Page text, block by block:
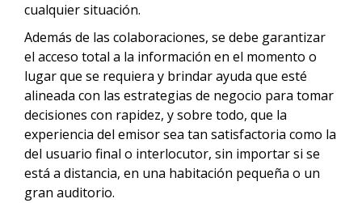
cualquier situación.
Además de las colaboraciones, se debe garantizar
el acceso total a la información en el momento o
lugar que se requiera y brindar ayuda que esté
alineada con las estrategias de negocio para tomar
decisiones con rapidez, y sobre todo, que la
experiencia del emisor sea tan satisfactoria como la
del usuario final o interlocutor, sin importar si se
está a distancia, en una habitación pequeña o un
gran auditorio.